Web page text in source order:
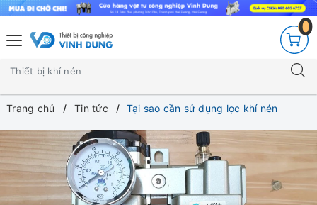
0
Trang chủ Tin tức Tại sao cần sử dụng lọc khí nén